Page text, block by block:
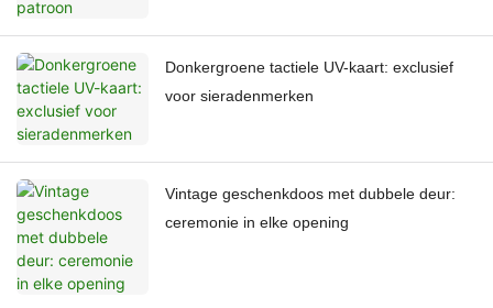
Donkergroene tactiele UV-kaart: exclusief
voor sieradenmerken
Vintage geschenkdoos met dubbele deur:
ceremonie in elke opening